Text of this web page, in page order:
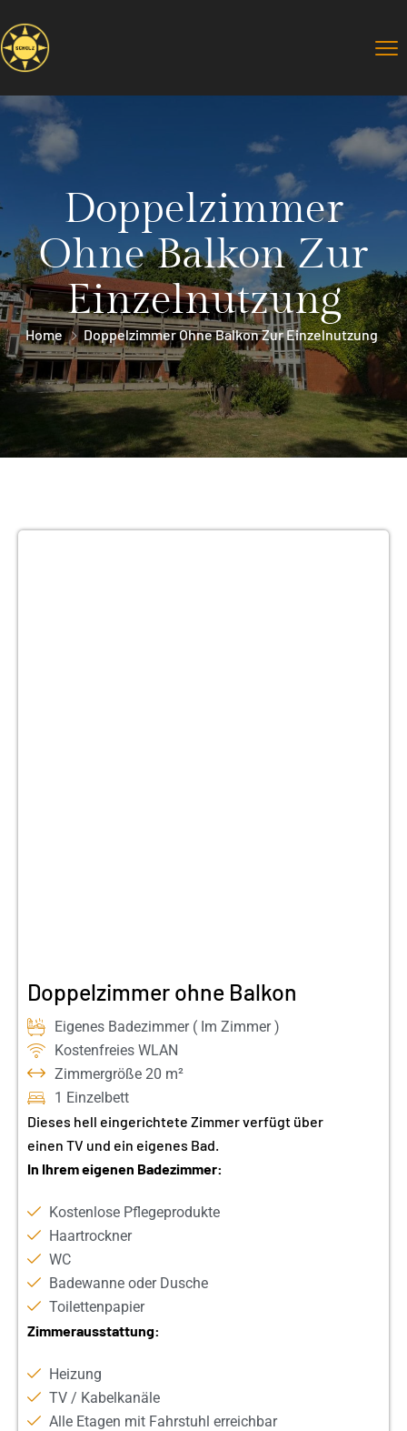
Doppelzimmer
Ohne Balkon Zur
Einzelnutzung
Home Doppelzimmer Ohne Balkon Zur Einzelnutzung
Doppelzimmer ohne Balkon
Eigenes Badezimmer ( Im Zimmer )
Kostenfreies WLAN
Zimmergröße 20 m²
1 Einzelbett
Dieses hell eingerichtete Zimmer verfügt über
einen TV und ein eigenes Bad.
In Ihrem eigenen Badezimmer:
Kostenlose Pflegeprodukte
Haartrockner
WC
Badewanne oder Dusche
Toilettenpapier
Zimmerausstattung:
Heizung
TV / Kabelkanäle
Alle Etagen mit Fahrstuhl erreichbar